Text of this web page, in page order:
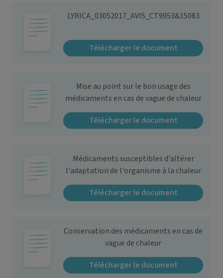
LYRICA_03052017_AVIS_CT9953&15083
Télécharger le document
Mise au point sur le bon usage des
médicaments en cas de vague de chaleur
Télécharger le document
Médicaments susceptibles d'altérer
l'adaptation de l'organisme à la chaleur
Télécharger le document
Conservation des médicaments en cas de
vague de chaleur
Télécharger le document